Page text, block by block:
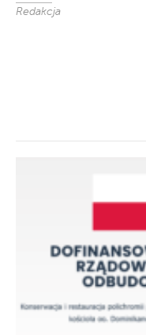
Redakcja